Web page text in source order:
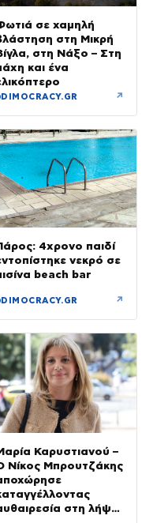
σε χαμηλή
στη Μικρή
στη Νάξο – Στη
και ένα
DIMOCRACY.GR ↗
4χρονο παιδί
νεκρό σε
beach bar
DIMOCRACY.GR ↗
Καρυστιανού –
Νίκος Μπρουτζάκης
στη λήψη